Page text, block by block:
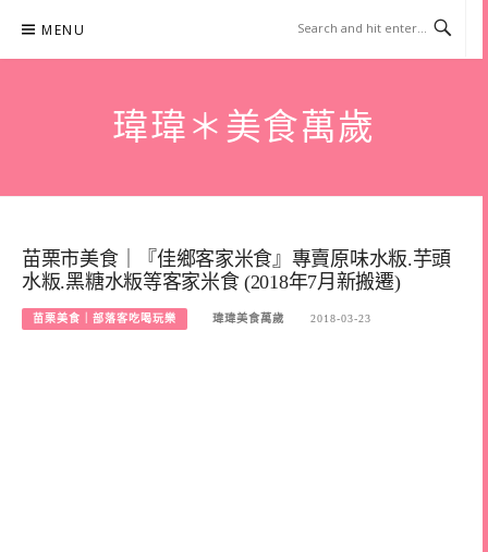
content
MENU
瑋瑋＊美食萬歲
苗栗市美食｜『佳鄉客家米食』專賣原味水粄.芋頭
水粄.黑糖水粄等客家米食 (2018年7月新搬遷)
苗栗美食｜部落客吃喝玩樂 瑋瑋美食萬歲 2018-03-23